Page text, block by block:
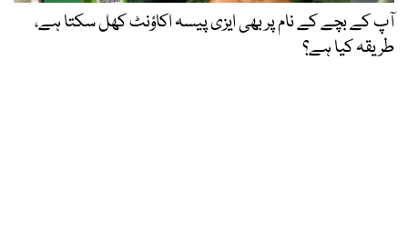
آپ کے بچے کے نام پر بھی ایزی پیسہ اکاؤنٹ کھل سکتا ہے،
طریقہ کیا ہے؟